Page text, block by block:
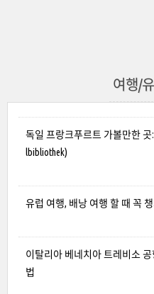
여행/
독일 프랑크푸르트 가볼만한 곳
lbibliothek)
유럽 여행, 배낭 여행 할 때 꼭
이탈리아 베네치아 트레비소
법